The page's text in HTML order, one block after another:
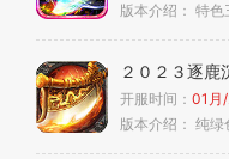
版本介绍： 特色
２０２３逐鹿
开服时间： 01月
版本介绍： 纯绿